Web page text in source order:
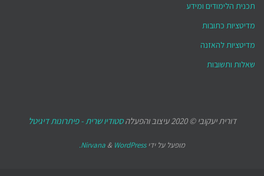
תכנית הלימודים ומידע
מדיטציות כתובות
מדיטציות להאזנה
שאלות ותשובות
דורית יעקובי © 2020 עיצוב והפעלה סטודיו שרית - פיתרונות דיגיטל
מופעל על ידי Nirvana & WordPress.